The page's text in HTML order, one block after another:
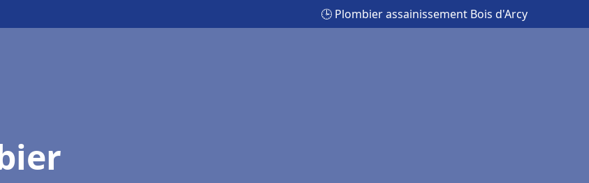
🕒 Plombier assainissement Bois d'Arcy